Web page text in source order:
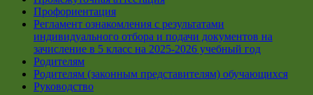
Профориентация
Регламент ознакомления с результатами
индивидуального отбора и подачи документов на
зачисление в 5 класс на 2025-2026 учебный год
Родителям
Родителям (законным представителям) обучающихся
Руководство